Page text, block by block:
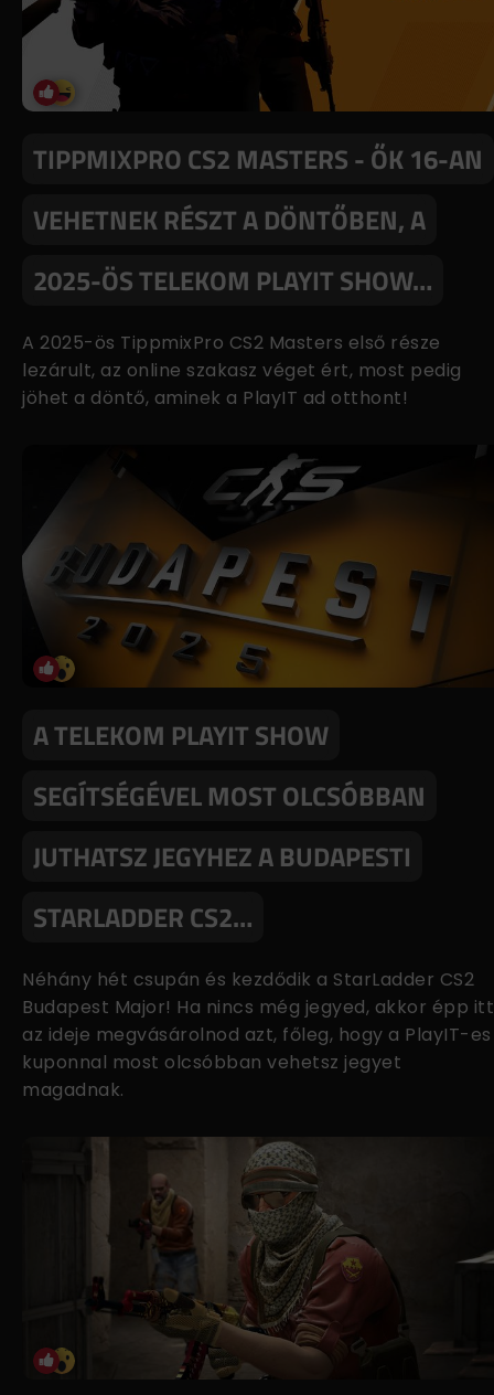
TIPPMIXPRO CS2 MASTERS - ŐK 16-AN
VEHETNEK RÉSZT A DÖNTŐBEN, A
2025-ÖS TELEKOM PLAYIT SHOW…
A 2025-ös TippmixPro CS2 Masters első része
lezárult, az online szakasz véget ért, most pedig
jöhet a döntő, aminek a PlayIT ad otthont!
A TELEKOM PLAYIT SHOW
SEGÍTSÉGÉVEL MOST OLCSÓBBAN
JUTHATSZ JEGYHEZ A BUDAPESTI
STARLADDER CS2…
Néhány hét csupán és kezdődik a StarLadder CS2
Budapest Major! Ha nincs még jegyed, akkor épp itt
az ideje megvásárolnod azt, főleg, hogy a PlayIT-es
kuponnal most olcsóbban vehetsz jegyet
magadnak.